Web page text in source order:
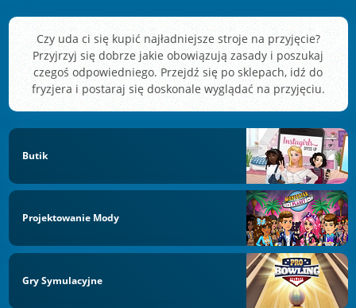
Czy uda ci się kupić najładniejsze stroje na przyjęcie?
Przyjrzyj się dobrze jakie obowiązują zasady i poszukaj
czegoś odpowiedniego. Przejdź się po sklepach, idź do
fryzjera i postaraj się doskonale wyglądać na przyjęciu.
Butik
Projektowanie Mody
Gry Symulacyjne